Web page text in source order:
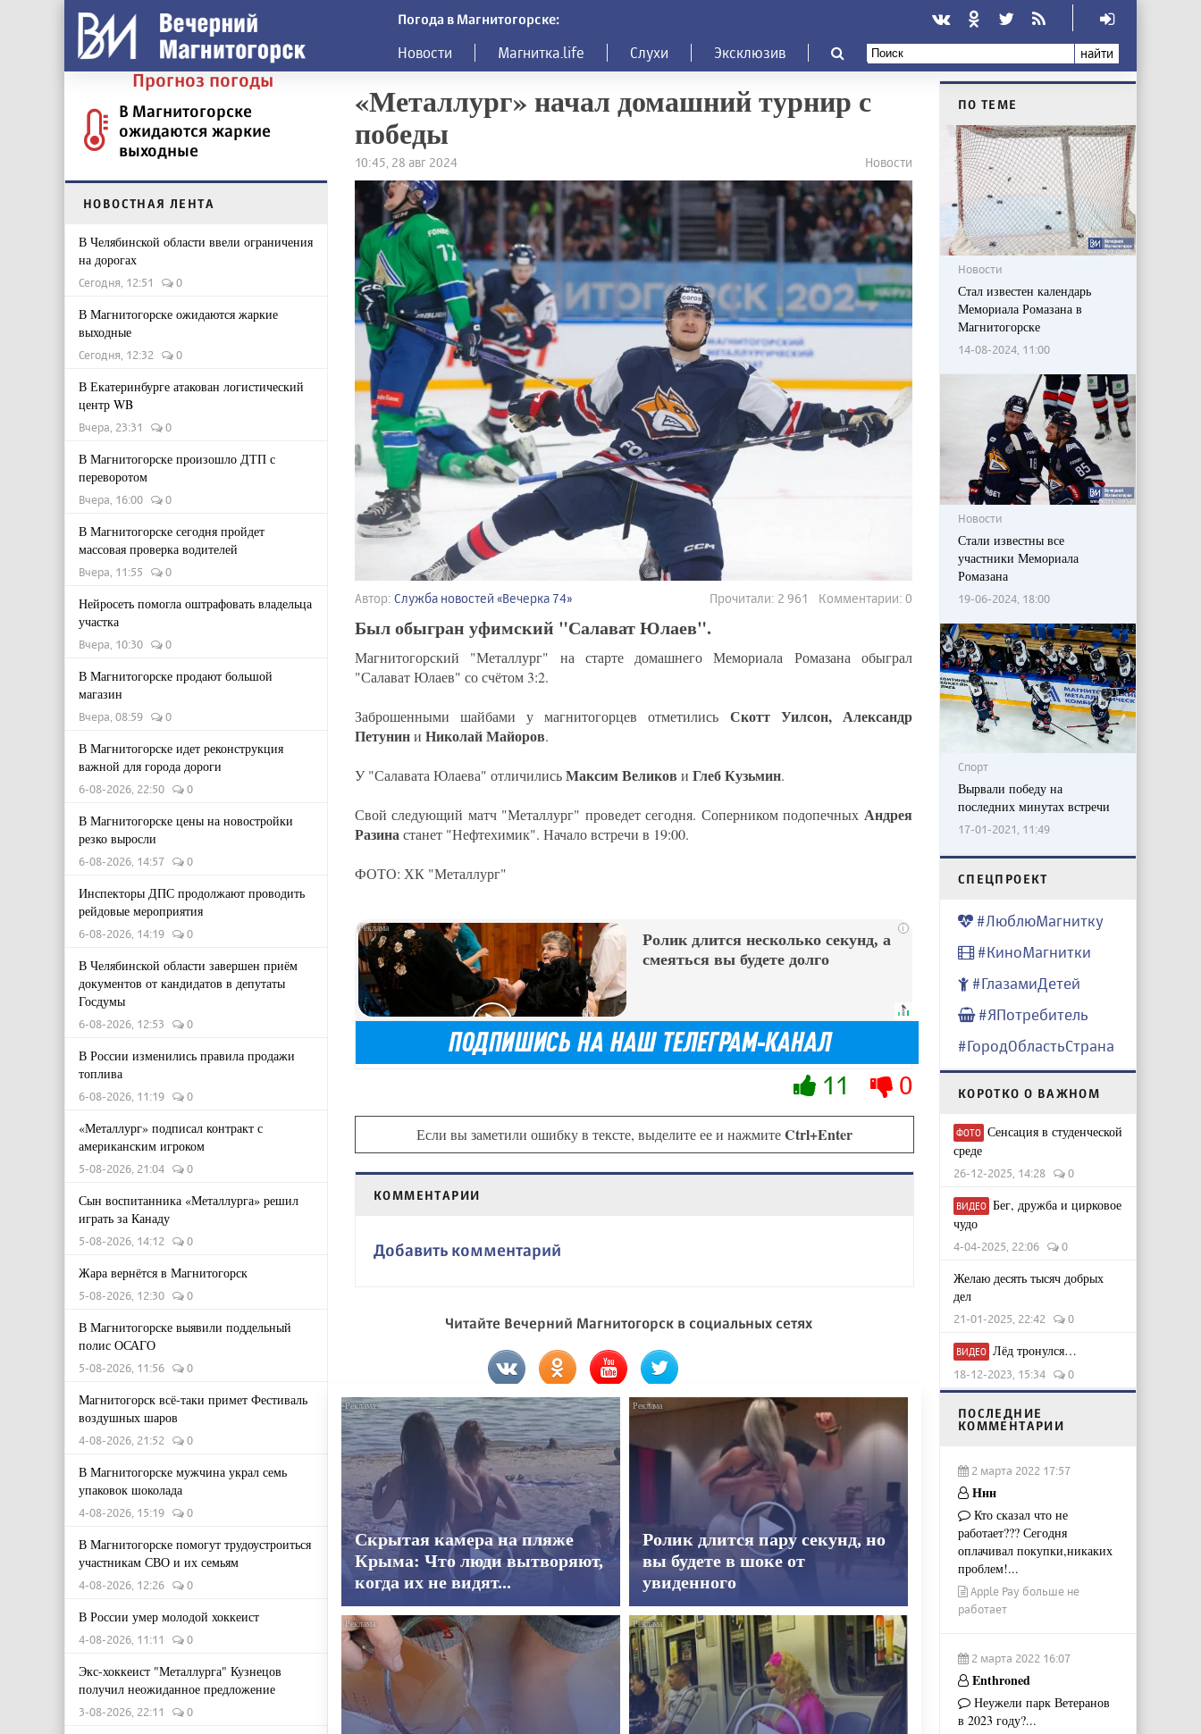
Погода в Магнитогорске:
Новости Магнитка.life Слухи Эксклюзив найти
Прогноз погоды
В Магнитогорске
ожидаются жаркие
выходные
НОВОСТНАЯ ЛЕНТА
В Челябинской области ввели ограничения
на дорогах
Сегодня, 12:51 0
В Магнитогорске ожидаются жаркие
выходные
Сегодня, 12:32 0
В Екатеринбурге атакован логистический
центр WB
Вчера, 23:31 0
В Магнитогорске произошло ДТП с
переворотом
Вчера, 16:00 0
В Магнитогорске сегодня пройдет
массовая проверка водителей
Вчера, 11:55 0
Нейросеть помогла оштрафовать владельца
участка
Вчера, 10:30 0
В Магнитогорске продают большой
магазин
Вчера, 08:59 0
В Магнитогорске идет реконструкция
важной для города дороги
6-08-2026, 22:50 0
В Магнитогорске цены на новостройки
резко выросли
6-08-2026, 14:57 0
Инспекторы ДПС продолжают проводить
рейдовые мероприятия
6-08-2026, 14:19 0
В Челябинской области завершен приём
документов от кандидатов в депутаты
Госдумы
6-08-2026, 12:53 0
В России изменились правила продажи
топлива
6-08-2026, 11:19 0
«Металлург» подписал контракт с
американским игроком
5-08-2026, 21:04 0
Сын воспитанника «Металлурга» решил
играть за Канаду
5-08-2026, 14:12 0
Жара вернётся в Магнитогорск
5-08-2026, 12:30 0
В Магнитогорске выявили поддельный
полис ОСАГО
5-08-2026, 11:56 0
Магнитогорск всё-таки примет Фестиваль
воздушных шаров
4-08-2026, 21:52 0
В Магнитогорске мужчина украл семь
упаковок шоколада
4-08-2026, 15:19 0
В Магнитогорске помогут трудоустроиться
участникам СВО и их семьям
4-08-2026, 12:26 0
В России умер молодой хоккеист
4-08-2026, 11:11 0
Экс-хоккеист "Металлурга" Кузнецов
получил неожиданное предложение
3-08-2026, 22:11 0
«Металлург» начал домашний турнир с
победы
10:45, 28 авг 2024 Новости
Автор: Служба новостей «Вечерка 74» Прочитали: 2 961 Комментарии: 0
Был обыгран уфимский "Салават Юлаев".
Магнитогорский "Металлург" на старте домашнего Мемориала Ромазана обыграл
"Салават Юлаев" со счётом 3:2.
Заброшенными шайбами у магнитогорцев отметились Скотт Уилсон, Александр
Петунини Николай Майоров.
У "Салавата Юлаева" отличилисьМаксим Великов и Глеб Кузьмин.
Свой следующий матч "Металлург" проведет сегодня. Соперником подопечных Андрея
Разинастанет "Нефтехимик". Начало встречи в 19:00.
ФОТО: ХК "Металлург"
i
Ролик длится несколько секунд, а
смеяться вы будете долго
11 0
Если вы заметили ошибку в тексте, выделите ее и нажмитеCtrl+Enter
КОММЕНТАРИИ
Добавить комментарий
Читайте Вечерний Магнитогорск в социальных сетях
Скрытая камера на пляже
Крыма: Что люди вытворяют,
когда их не видят...
Ролик длится пару секунд, но
вы будете в шоке от
увиденного
ПО ТЕМЕ
Новости
Стал известен календарь
Мемориала Ромазана в
Магнитогорске
14-08-2024, 11:00
Новости
Стали известны все
участники Мемориала
Ромазана
19-06-2024, 18:00
Спорт
Вырвали победу на
последних минутах встречи
17-01-2021, 11:49
CПЕЦПРОЕКТ
#ЛюблюМагнитку
#КиноМагнитки
#ГлазамиДетей
#ЯПотребитель
#ГородОбластьСтрана
КОРОТКО О ВАЖНОМ
ФОТО Сенсация в студенческой
среде
26-12-2025, 14:28 0
ВИДЕО Бег, дружба и цирковое
чудо
4-04-2025, 22:06 0
Желаю десять тысяч добрых
дел
21-01-2025, 22:42 0
ВИДЕО Лёд тронулся…
18-12-2023, 15:34 0
ПОСЛЕДНИЕ
КОММЕНТАРИИ
2 марта 2022 17:57
Ннн
Кто сказал что не
работает??? Сегодня
оплачивал покупки,никаких
проблем!...
Apple Pay больше не
работает
2 марта 2022 16:07
Enthroned
Неужели парк Ветеранов
в 2023 году?...